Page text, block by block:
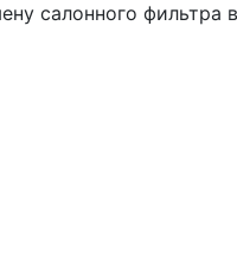
салонного фильтра